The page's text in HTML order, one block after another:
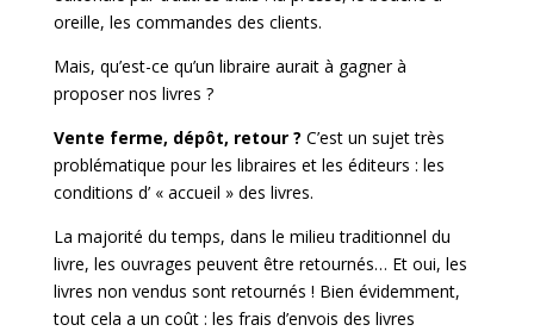
oreille, les commandes des clients.
Mais, qu’est-ce qu’un libraire aurait à gagner à
proposer nos livres ?
Vente ferme, dépôt, retour ? C’est un sujet très
problématique pour les libraires et les éditeurs : les
conditions d’ « accueil » des livres.
La majorité du temps, dans le milieu traditionnel du
livre, les ouvrages peuvent être retournés… Et oui, les
livres non vendus sont retournés ! Bien évidemment,
tout cela a un coût : les frais d’envois des livres